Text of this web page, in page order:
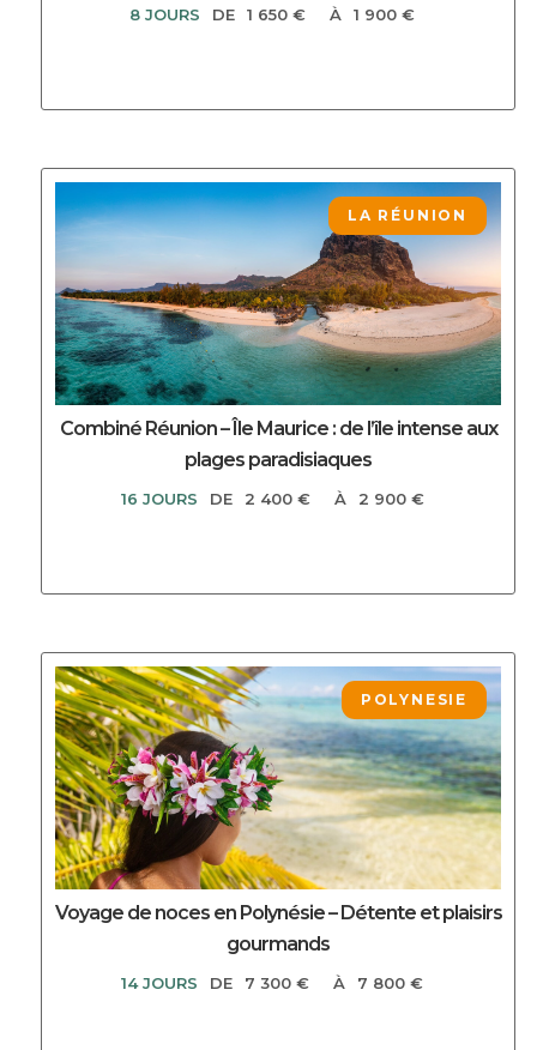
8 JOURS DE 1 650 € À 1 900 €
Combiné Réunion – Île Maurice : de l’île intense aux
plages paradisiaques
16 JOURS DE 2 400 € À 2 900 €
DECOUVRIR CE CIRCUIT LA RÉUNION
Voyage de noces en Polynésie – Détente et plaisirs
gourmands
14 JOURS DE 7 300 € À 7 800 €
DECOUVRIR CE CIRCUIT POLYNESIE